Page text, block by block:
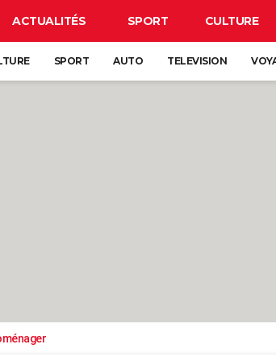
ACTUALITÉS SPORT CULTURE
SPORT AUTO TELEVISION